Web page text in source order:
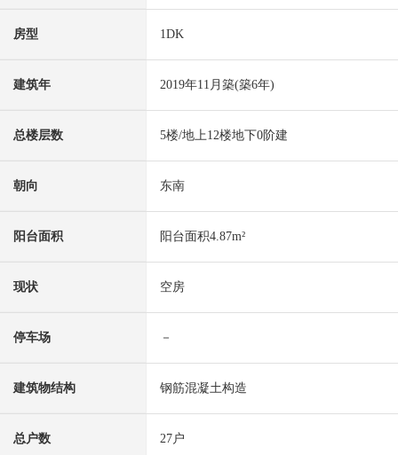
房型 1DK
建筑年 2019年11月築(築6年)
总楼层数 5楼/地上12楼地下0阶建
朝向 东南
阳台面积 阳台面积4.87m²
现状 空房
停车场 －
建筑物结构 钢筋混凝土构造
总户数 27户